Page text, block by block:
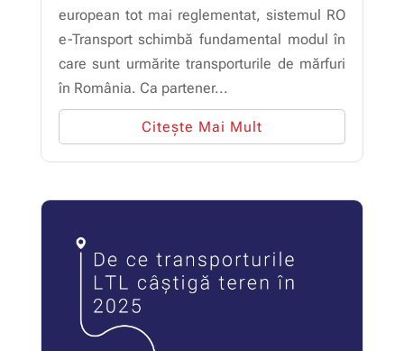
european tot mai reglementat, sistemul RO
e-Transport schimbă fundamental modul în
care sunt urmărite transporturile de mărfuri
în România. Ca partener...
Citește Mai Mult